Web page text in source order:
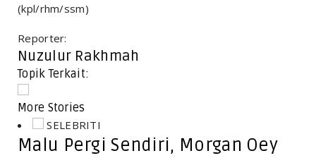
(kpl/rhm/ssm)
Reporter:
Nuzulur Rakhmah
Topik Terkait:
More Stories
SELEBRITI
Malu Pergi Sendiri, Morgan Oey